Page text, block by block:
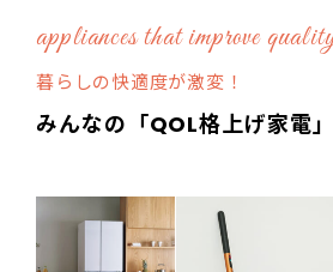
appliances that improve
暮らしの快適度が激変！
みんなの「QOL格上げ家電」